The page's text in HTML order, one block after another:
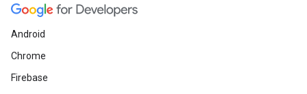
Android
Chrome
Firebase